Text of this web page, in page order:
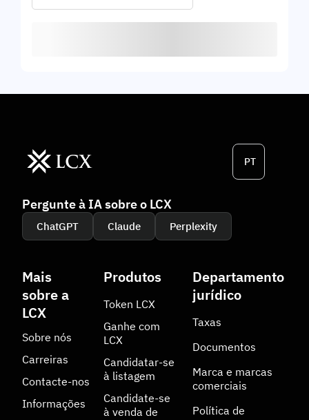
PT
Pergunte à IA sobre o LCX
ChatGPT Claude Perplexity
Mais
sobre a
LCX
Sobre nós
Carreiras
Contacte-nos
Informações
Produtos
Token LCX
Ganhe com
LCX
Candidatar-se
à listagem
Candidate-se
à venda de
Departamento
jurídico
Taxas
Documentos
Marca e marcas
comerciais
Política de